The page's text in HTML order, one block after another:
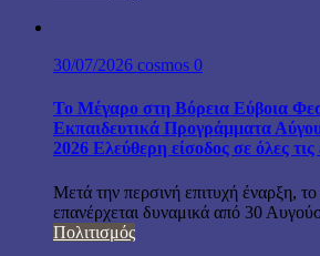
30/07/2026 cosmos 0
Το Μέγαρο στη Βόρεια Εύβοια
Εκπαιδευτικά Προγράμματα
2026 Ελεύθερη είσοδος σε όλες
Μετά την περσινή επιτυχή έναρξη,
επανέρχεται δυναμικά από 30
Πολιτισμός